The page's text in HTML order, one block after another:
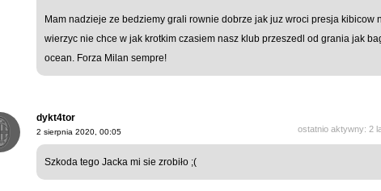
Mam nadzieje ze bedziemy grali rownie dobrze jak juz wroci presja kibicow
wierzyc nie chce w jak krotkim czasiem nasz klub przeszedl od grania jak
ocean. Forza Milan sempre!
dykt4tor
ostatnio aktywny: 2
2 sierpnia 2020, 00:05
Szkoda tego Jacka mi sie zrobiło ;(